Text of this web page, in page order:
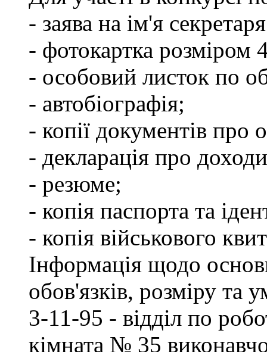
- заява на ім'я
- фотокартка розміром
- особовий листок по
- автобіографія;
- копії документів про
- декларація про
- резюме;
- копія паспорта та
- копія військового
Інформація щодо
обов'язків, розміру та
3-11-95 - відділ по
кімната № 35